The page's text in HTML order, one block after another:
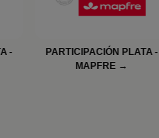
-
PARTICIPACIÓN BRONCE -
AON